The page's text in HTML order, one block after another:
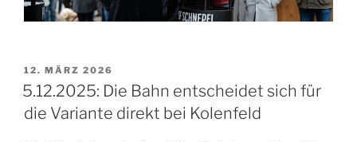
VERÖFFENTLICHT
AM
12. MÄRZ 2026
5.12.2025: Die Bahn entscheidet sich für
die Variante direkt bei Kolenfeld